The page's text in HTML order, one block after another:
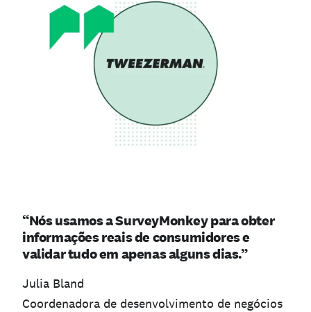
“Nós usamos a SurveyMonkey para obter
informações reais de consumidores e
validar tudo em apenas alguns dias.”
Julia Bland
Coordenadora de desenvolvimento de negócios